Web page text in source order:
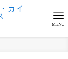
MENU